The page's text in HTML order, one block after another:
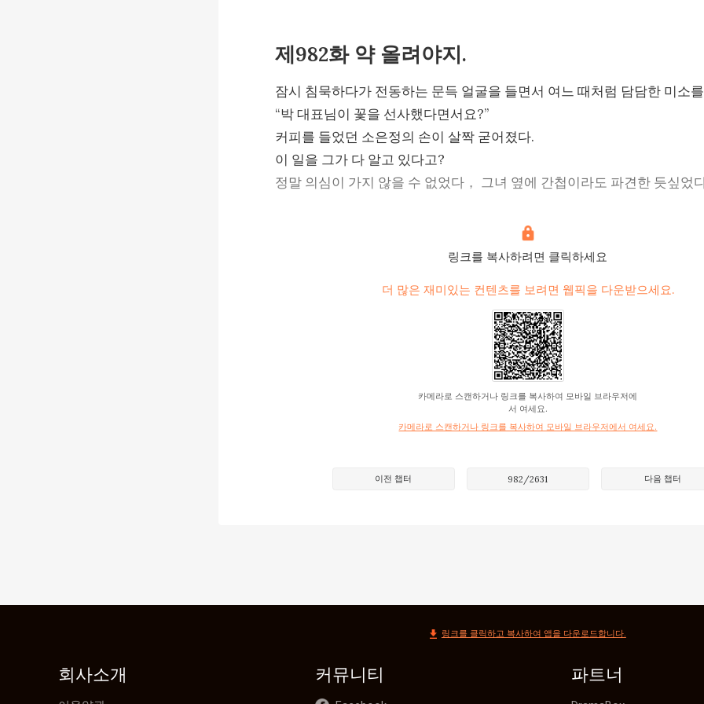
제982화 약 올려야지.
잠시 침묵하다가 전동하는 문득 얼굴을 들면서 여느 때처럼 담담한 미소
“박 대표님이 꽃을 선사했다면서요?”
커피를 들었던 소은정의 손이 살짝 굳어졌다.
이 일을 그가 다 알고 있다고?
정말 의심이 가지 않을 수 없었다， 그녀 옆에 간첩이라도 파견한 듯싶었
“이 비서가 보내왔어요, 이미 우연준한테 넘겼어요.”
“우 비서가 골치 아프게 되었네요.”
소은정은 마지못해 어깨를 으쓱거렸다.
그녀는 꽃 때문에 박수혁을 귀찮게 하고 싶지 않았다.
모두가 평화로운 것은 쉬운 일이 아니었다.
전동하는 그녀의 고운 눈동자를 바라보면서 말했다.
“걱정 말아요, 내가 가서 얘기할게요. 소은정씨를 난처하게 안 할게요.”
사실 그들이 함께 있을 때부터 모두 소은정이 박수혁을 상대했다.
오히려 박수혁의 함정에 빠져들기 때문이었다.
소은정은 "당신이 이런 사람인 줄 몰랐어요…."라고 말했다.
우연준은 사무실에서 데이트하는 커플은 처음 보았다.
이전 챕터 982 /2631 다음 챕터
링크를 복사하려면 클릭하세요
더 많은 재미있는 컨텐츠를 보려면 웹픽을 다운받으세요.
카메라로 스캔하거나 링크를 복사하여 모바일 브라우저에
서 여세요.
카메라로 스캔하거나 링크를 복사하여 모바일 브라우저에서 여세요.
링크를 클릭하고 복사하여 앱을 다운로드합니다.
회사소개 커뮤니티 파트너